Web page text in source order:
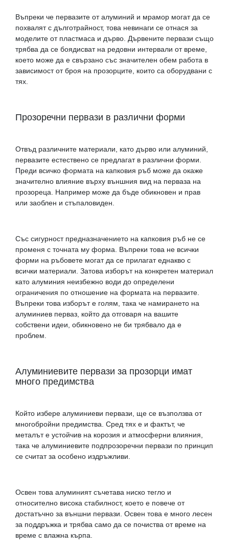
Въпреки че первазите от алуминий и мрамор могат да се
похвалят с дълготрайност, това невинаги се отнася за
моделите от пластмаса и дърво. Дървените первази също
трябва да се боядисват на редовни интервали от време,
което може да е свързано със значителен обем работа в
зависимост от броя на прозорците, които са оборудвани с
тях.
Прозоречни первази в различни форми
Отвъд различните материали, като дърво или алуминий,
первазите естествено се предлагат в различни форми.
Преди всичко формата на капковия ръб може да окаже
значително влияние върху външния вид на перваза на
прозореца. Например може да бъде обикновен и прав
или заоблен и стъпаловиден.
Със сигурност предназначението на капковия ръб не се
променя с точната му форма. Въпреки това не всички
форми на ръбовете могат да се прилагат еднакво с
всички материали. Затова изборът на конкретен материал
като алуминия неизбежно води до определени
ограничения по отношение на формата на первазите.
Въпреки това изборът е голям, така че намирането на
алуминиев перваз, който да отговаря на вашите
собствени идеи, обикновено не би трябвало да е
проблем.
Алуминиевите первази за прозорци имат
много предимства
Който избере алуминиеви первази, ще се възползва от
многобройни предимства. Сред тях е и фактът, че
металът е устойчив на корозия и атмосферни влияния,
така че алуминиевите подпрозоречни первази по принцип
се считат за особено издръжливи.
Освен това алуминият съчетава ниско тегло и
относително висока стабилност, което е повече от
достатъчно за външни первази. Освен това е много лесен
за поддръжка и трябва само да се почиства от време на
време с влажна кърпа.